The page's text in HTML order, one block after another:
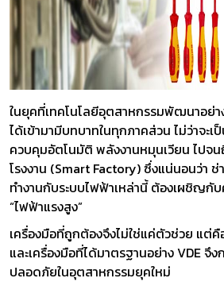
ในยุคที่เทคโนโลยีอุตสาหกรรมพัฒนาอย่า
ได้เข้ามามีบทบาทในทุกภาคส่วน ไม่ว่าจะเ
ควบคุมอัตโนมัติ พลังงานหมุนเวียน ไปจน
โรงงาน (Smart Factory) ซึ่งแน่นอนว่า ช่
ทำงานกับระบบไฟฟ้าเหล่านี้ ต้องเผชิญกั
“ไฟฟ้าแรงสูง”
เครื่องมือที่ถูกต้องจึงไม่ใช่แค่ตัวช่วย แ
และเครื่องมือที่ได้มาตรฐานอย่าง VDE จึ
ปลอดภัยในอุตสาหกรรมยุคใหม่